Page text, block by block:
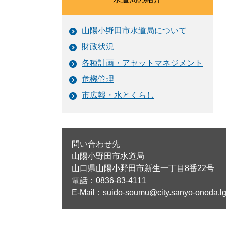
山陽小野田市水道局について
財政状況
各種計画・アセットマネジメント
危機管理
市広報・水とくらし
問い合わせ先
山陽小野田市水道局
山口県山陽小野田市新生一丁目8番22号
電話：0836-83-4111
E-Mail： suido-soumu@city.sanyo-